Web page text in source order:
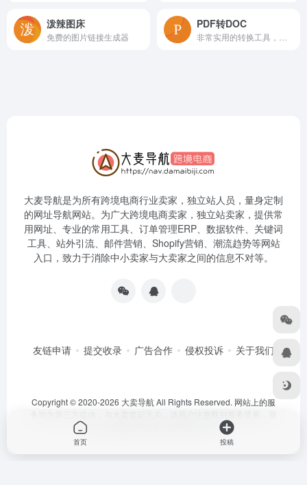
泼辣图床
免费的图片链接生成器
PDF转DOC
大麦导航是为所有跨境电商行业卖家，独立站人员，量身定制
的网址导航网站。为广大跨境电商卖家，独立站卖家，提供常
用网址、专业的常用工具、订单管理ERP、数据软件、关键词
工具、站外引流、邮件营销、Shopify营销、潮流趋势等网站
入口，致力于消除中小卖家与大卖家之间的信息不对等。
友链申请 提交收录 广告合作 侵权投诉 关于我们
Copyright © 2020-2026 大卖导航 All Rights Reserved. 网站上的服
免上当受骗.
首页 投稿